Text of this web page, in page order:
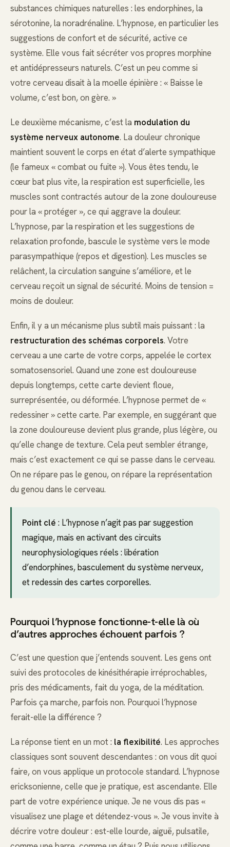
substances chimiques naturelles : les endorphines, la
sérotonine, la noradrénaline. L’hypnose, en particulier les
suggestions de confort et de sécurité, active ce
système. Elle vous fait sécréter vos propres morphine
et antidépresseurs naturels. C’est un peu comme si
votre cerveau disait à la moelle épinière : « Baisse le
volume, c’est bon, on gère. »
Le deuxième mécanisme, c’est la modulation du
système nerveux autonome. La douleur chronique
maintient souvent le corps en état d’alerte sympathique
(le fameux « combat ou fuite »). Vous êtes tendu, le
cœur bat plus vite, la respiration est superficielle, les
muscles sont contractés autour de la zone douloureuse
pour la « protéger », ce qui aggrave la douleur.
L’hypnose, par la respiration et les suggestions de
relaxation profonde, bascule le système vers le mode
parasympathique (repos et digestion). Les muscles se
relâchent, la circulation sanguine s’améliore, et le
cerveau reçoit un signal de sécurité. Moins de tension =
moins de douleur.
Enfin, il y a un mécanisme plus subtil mais puissant : la
restructuration des schémas corporels. Votre
cerveau a une carte de votre corps, appelée le cortex
somatosensoriel. Quand une zone est douloureuse
depuis longtemps, cette carte devient floue,
surreprésentée, ou déformée. L’hypnose permet de «
redessiner » cette carte. Par exemple, en suggérant que
la zone douloureuse devient plus grande, plus légère, ou
qu’elle change de texture. Cela peut sembler étrange,
mais c’est exactement ce qui se passe dans le cerveau.
On ne répare pas le genou, on répare la représentation
du genou dans le cerveau.
Point clé : L’hypnose n’agit pas par suggestion
magique, mais en activant des circuits
neurophysiologiques réels : libération
d’endorphines, basculement du système nerveux,
et redessin des cartes corporelles.
Pourquoi l’hypnose fonctionne-t-elle là où
d’autres approches échouent parfois ?
C’est une question que j’entends souvent. Les gens ont
suivi des protocoles de kinésithérapie irréprochables,
pris des médicaments, fait du yoga, de la méditation.
Parfois ça marche, parfois non. Pourquoi l’hypnose
ferait-elle la différence ?
La réponse tient en un mot : la flexibilité. Les approches
classiques sont souvent descendantes : on vous dit quoi
faire, on vous applique un protocole standard. L’hypnose
ericksonienne, celle que je pratique, est ascendante. Elle
part de votre expérience unique. Je ne vous dis pas «
visualisez une plage et détendez-vous ». Je vous invite à
décrire votre douleur : est-elle lourde, aiguë, pulsatile,